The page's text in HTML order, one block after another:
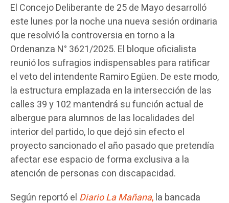
El Concejo Deliberante de 25 de Mayo desarrolló
este lunes por la noche una nueva sesión ordinaria
que resolvió la controversia en torno a la
Ordenanza N° 3621/2025. El bloque oficialista
reunió los sufragios indispensables para ratificar
el veto del intendente Ramiro Egüen. De este modo,
la estructura emplazada en la intersección de las
calles 39 y 102 mantendrá su función actual de
albergue para alumnos de las localidades del
interior del partido, lo que dejó sin efecto el
proyecto sancionado el año pasado que pretendía
afectar ese espacio de forma exclusiva a la
atención de personas con discapacidad.
Según reportó el Diario La Mañana,la bancada